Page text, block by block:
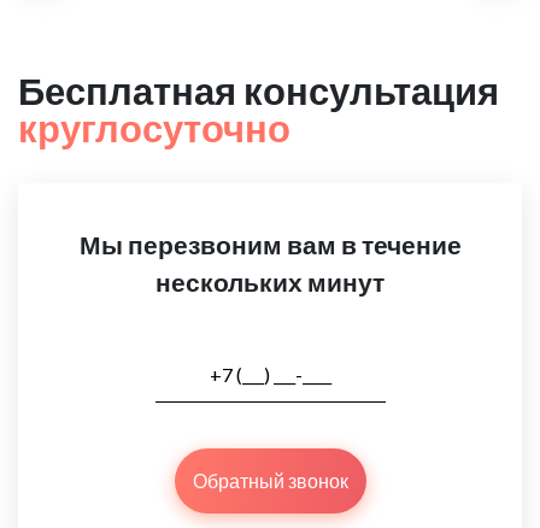
Бесплатная консультация
круглосуточно
Мы перезвоним вам в течение
нескольких минут
Обратный звонок